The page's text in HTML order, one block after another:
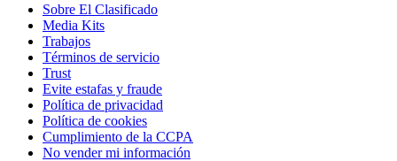
Sobre El Clasificado
Media Kits
Trabajos
Términos de servicio
Trust
Evite estafas y fraude
Política de privacidad
Política de cookies
Cumplimiento de la CCPA
No vender mi información